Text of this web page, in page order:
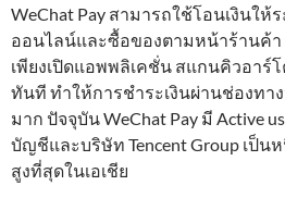
WeChat Pay สามารถใช้โอนเงินใ
ออนไลน์และซื้อของตามหน้าร้านค้า
เพียงเปิดแอพพลิเคชั่น สแกนคิวอาร์
ทันที ทำให้การชำระเงินผ่านช่องทา
มาก ปัจจุบัน WeChat Pay มี Active
บัญชีและบริษัท Tencent Group เป็
สูงที่สุดในเอเชีย